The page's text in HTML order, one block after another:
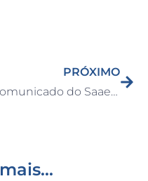
PRÓXIMO
Comunicado do Saae sobre o atendimento nesta quinta-feira, dia 24